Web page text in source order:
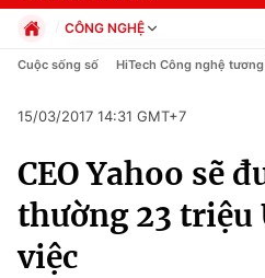
Chính trị
Xã hội
CÔNG NGHỆ
Chính trị
Pháp luật
Thể thao
Truyền hình
Văn hóa - Giải trí
Y tế
Cuộc sống số HiTech Công nghệ tương
15/03/2017 14:31 GMT+7
CEO Yahoo sẽ
thường 23 triệu
việc